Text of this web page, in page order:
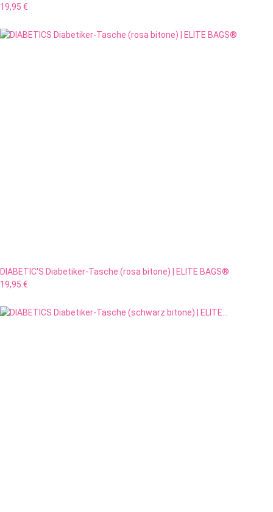
19,95 €
DIABETIC'S Diabetiker-Tasche (rosa bitone) | ELITE BAGS®
19,95 €